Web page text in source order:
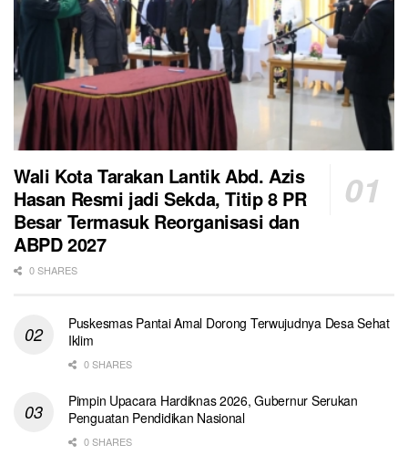
Wali Kota Tarakan Lantik Abd. Azis
Hasan Resmi jadi Sekda, Titip 8 PR
Besar Termasuk Reorganisasi dan
ABPD 2027
0 SHARES
Puskesmas Pantai Amal Dorong Terwujudnya Desa Sehat
Iklim
0 SHARES
Pimpin Upacara Hardiknas 2026, Gubernur Serukan
Penguatan Pendidikan Nasional
0 SHARES